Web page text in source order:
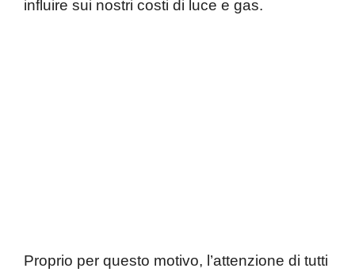
influire sui nostri costi di luce e gas.
Proprio per questo motivo, l’attenzione di tutti